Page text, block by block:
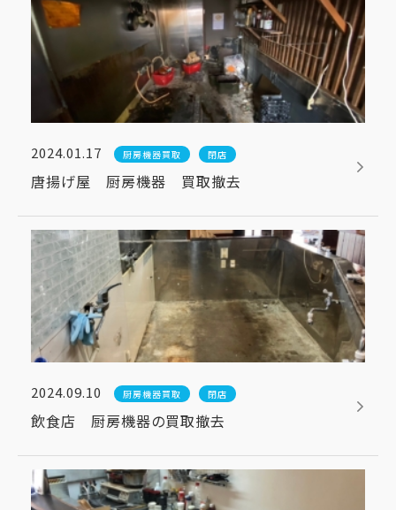
2024.01.17 厨房機器買取 閉店
唐揚げ屋 厨房機器 買取撤去
2024.09.10 厨房機器買取 閉店
飲食店 厨房機器の買取撤去